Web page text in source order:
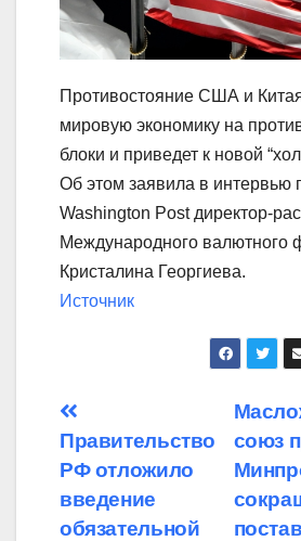
Противостояние США и
мировую экономику на
блоки и приведет к новой
Об этом заявила в интервью
Washington Post директор-
Международного
Кристалина Георгиева.
Источник
Навигация
по
записям
союз
Правительство
РФ отложило
введение
обязательной